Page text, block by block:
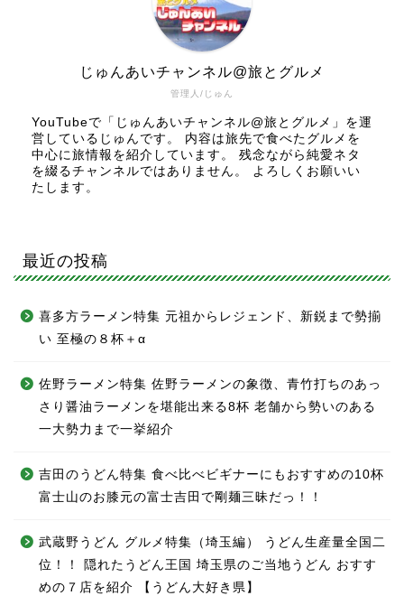
管理人/じゅん
じゅんあいチャンネル@旅とグルメ
YouTubeで「じゅんあいチャンネル@旅とグルメ」を運
営しているじゅんです。 内容は旅先で食べたグルメを
中心に旅情報を紹介しています。 残念ながら純愛ネタ
を綴るチャンネルではありません。 よろしくお願いい
たします。
最近の投稿
喜多方ラーメン特集 元祖からレジェンド、新鋭まで勢揃
い 至極の８杯＋α
佐野ラーメン特集 佐野ラーメンの象徴、青竹打ちのあっ
さり醤油ラーメンを堪能出来る8杯 老舗から勢いのある
一大勢力まで一挙紹介
吉田のうどん特集 食べ比べビギナーにもおすすめの10杯
富士山のお膝元の富士吉田で剛麺三昧だっ！！
武蔵野うどん グルメ特集（埼玉編） うどん生産量全国二
位！！ 隠れたうどん王国 埼玉県のご当地うどん おすす
めの７店を紹介 【うどん大好き県】